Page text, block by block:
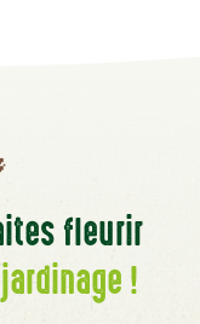
fleurir
!